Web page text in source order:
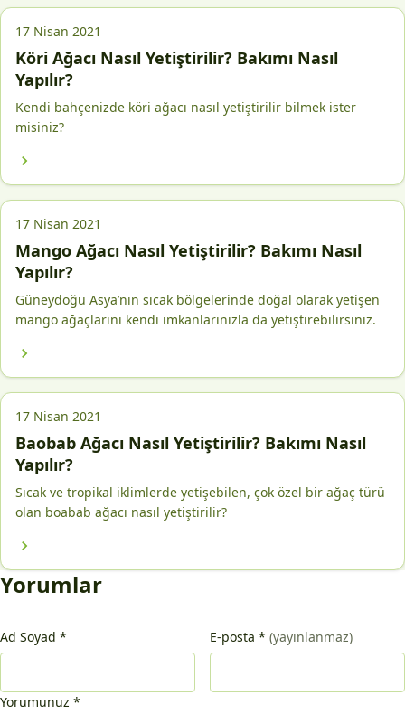
17 Nisan 2021
Köri Ağacı Nasıl Yetiştirilir? Bakımı Nasıl
Yapılır?
Kendi bahçenizde köri ağacı nasıl yetiştirilir bilmek ister
misiniz?
17 Nisan 2021
Mango Ağacı Nasıl Yetiştirilir? Bakımı Nasıl
Yapılır?
Güneydoğu Asya’nın sıcak bölgelerinde doğal olarak yetişen
mango ağaçlarını kendi imkanlarınızla da yetiştirebilirsiniz.
17 Nisan 2021
Baobab Ağacı Nasıl Yetiştirilir? Bakımı Nasıl
Yapılır?
Sıcak ve tropikal iklimlerde yetişebilen, çok özel bir ağaç türü
olan boabab ağacı nasıl yetiştirilir?
Yorumlar
Ad Soyad * E-posta * (yayınlanmaz)
Yorumunuz *